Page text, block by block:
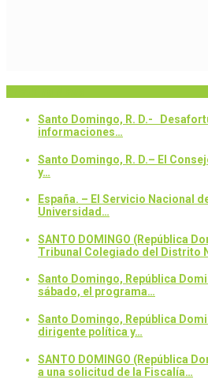
Santo Domingo, R. D.-
informaciones…
Santo Domingo, R. D.– El
y…
España. – El Servicio Nacional
Universidad…
SANTO DOMINGO (República
Tribunal Colegiado del Distrito
Santo Domingo, República
sábado, el programa…
Santo Domingo, República
dirigente política y…
SANTO DOMINGO (República
a una solicitud de la Fiscalía…